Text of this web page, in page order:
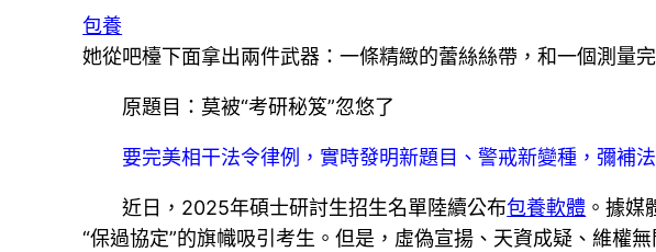
包養
她從吧檯下面拿出兩件武器：一條精緻的蕾絲絲帶，和一個測量
原題目：莫被“考研秘笈”忽悠了
要完美相干法令律例，實時發明新題目、警戒新變種，彌補
近日，2025年碩士研討生招生名單陸續公布包養軟體 。據媒
“保過協定”的旗幟吸引考生。但是，虛偽宣揚、天資成疑、維權